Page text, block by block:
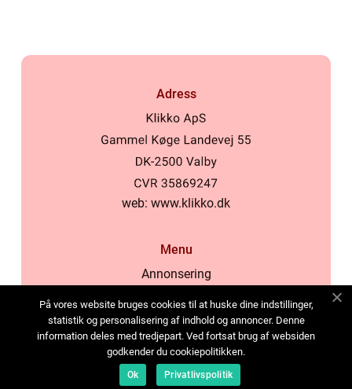
Adress
web: www.klikko.dk
Menu
Annonsering
Cookies
Kontakta oss
Sitemap
På vores website bruges cookies til at huske dine indstillinger,
statistik og personalisering af indhold og annoncer. Denne
information deles med tredjepart. Ved fortsat brug af websiden
godkender du cookiepolitikken.
Ok Privatlivspolitik